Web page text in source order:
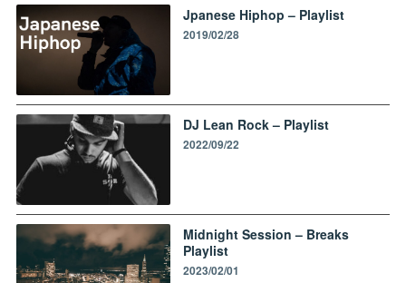
Jpanese Hiphop – Playlist
2019/02/28
DJ Lean Rock – Playlist
2022/09/22
Midnight Session – Breaks
Playlist
2023/02/01